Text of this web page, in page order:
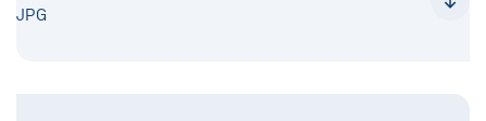
JPG